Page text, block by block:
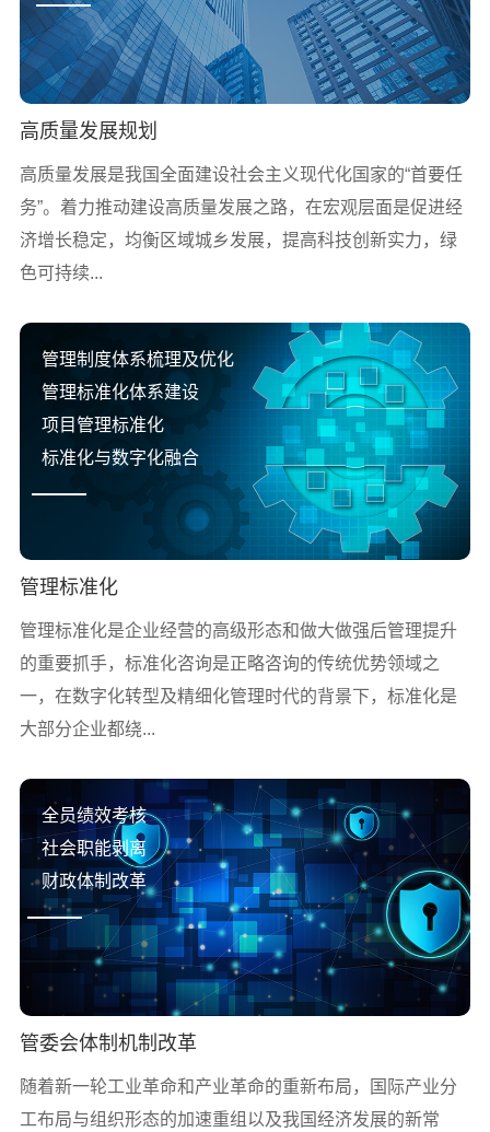
高质量发展规划
高质量发展是我国全面建设社会主义现代化国家的“首要任
务”。着力推动建设高质量发展之路，在宏观层面是促进经
济增长稳定，均衡区域城乡发展，提高科技创新实力，绿
色可持续...
管理制度体系梳理及优化
管理标准化体系建设
项目管理标准化
标准化与数字化融合
管理标准化
管理标准化是企业经营的高级形态和做大做强后管理提升
的重要抓手，标准化咨询是正略咨询的传统优势领域之
一，在数字化转型及精细化管理时代的背景下，标准化是
大部分企业都绕...
全员绩效考核
社会职能剥离
财政体制改革
管委会体制机制改革
随着新一轮工业革命和产业革命的重新布局，国际产业分
工布局与组织形态的加速重组以及我国经济发展的新常